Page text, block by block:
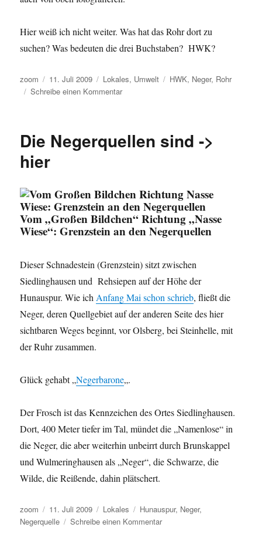
Hier weiß ich nicht weiter. Was hat das Rohr dort zu
suchen? Was bedeuten die drei Buchstaben? HWK?
Autor
zoom
Veröffentlicht
am
11. Juli 2009 Kategorien
Lokales, Umwelt Schlagwörter
HWK, Neger, Rohr
Schreibe einen Kommentarzu
der
Die Negerquellen sind ->
hier
Vom „Großen Bildchen“ Richtung „Nasse
Wiese“: Grenzstein an den Negerquellen
Dieser Schnadestein (Grenzstein) sitzt zwischen
Siedlinghausen und Rehsiepen auf der Höhe der
Hunauspur. Wie ich Anfang Mai schon schrieb, fließt die
Neger, deren Quellgebiet auf der anderen Seite des hier
sichtbaren Weges beginnt, vor Olsberg, bei Steinhelle, mit
der Ruhr zusammen.
Glück gehabt „Negerbarone„.
Der Frosch ist das Kennzeichen des Ortes Siedlinghausen.
Dort, 400 Meter tiefer im Tal, mündet die „Namenlose“ in
die Neger, die aber weiterhin unbeirrt durch Brunskappel
und Wulmeringhausen als „Neger“, die Schwarze, die
Wilde, die Reißende, dahin plätschert.
Autor
zoom
Veröffentlicht
am
11. Juli 2009 Kategorien
Lokales Schlagwörter
Hunauspur, Neger,
Negerquelle
Schreibe einen Kommentarzu